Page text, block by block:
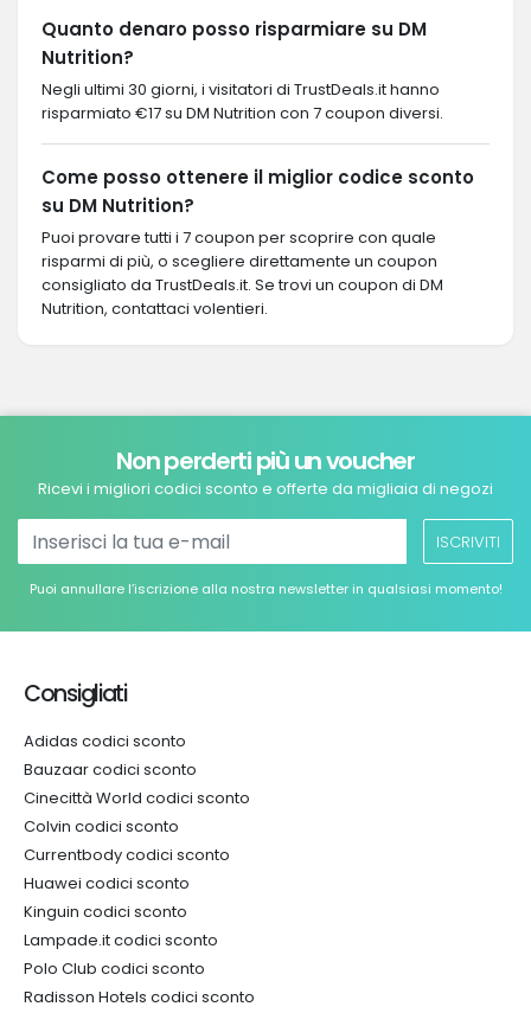
Quanto denaro posso risparmiare su DM
Nutrition?
Negli ultimi 30 giorni, i visitatori di TrustDeals.it hanno
risparmiato €17 su DM Nutrition con 7 coupon diversi.
Come posso ottenere il miglior codice sconto
su DM Nutrition?
Puoi provare tutti i 7 coupon per scoprire con quale
risparmi di più, o scegliere direttamente un coupon
consigliato da TrustDeals.it. Se trovi un coupon di DM
Nutrition, contattaci volentieri.
Non perderti più un voucher
Ricevi i migliori codici sconto e offerte da migliaia di negozi
ISCRIVITI
Puoi annullare l’iscrizione alla nostra newsletter in qualsiasi momento!
Consigliati
Adidas codici sconto
Bauzaar codici sconto
Cinecittà World codici sconto
Colvin codici sconto
Currentbody codici sconto
Huawei codici sconto
Kinguin codici sconto
Lampade.it codici sconto
Polo Club codici sconto
Radisson Hotels codici sconto